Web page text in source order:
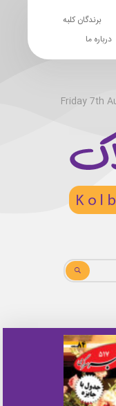
برندگان کلبه
درباره ما